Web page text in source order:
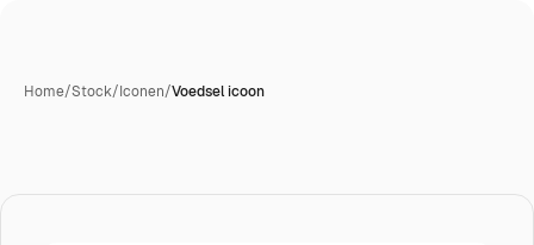
Home/Stock/Iconen/Voedsel icoon